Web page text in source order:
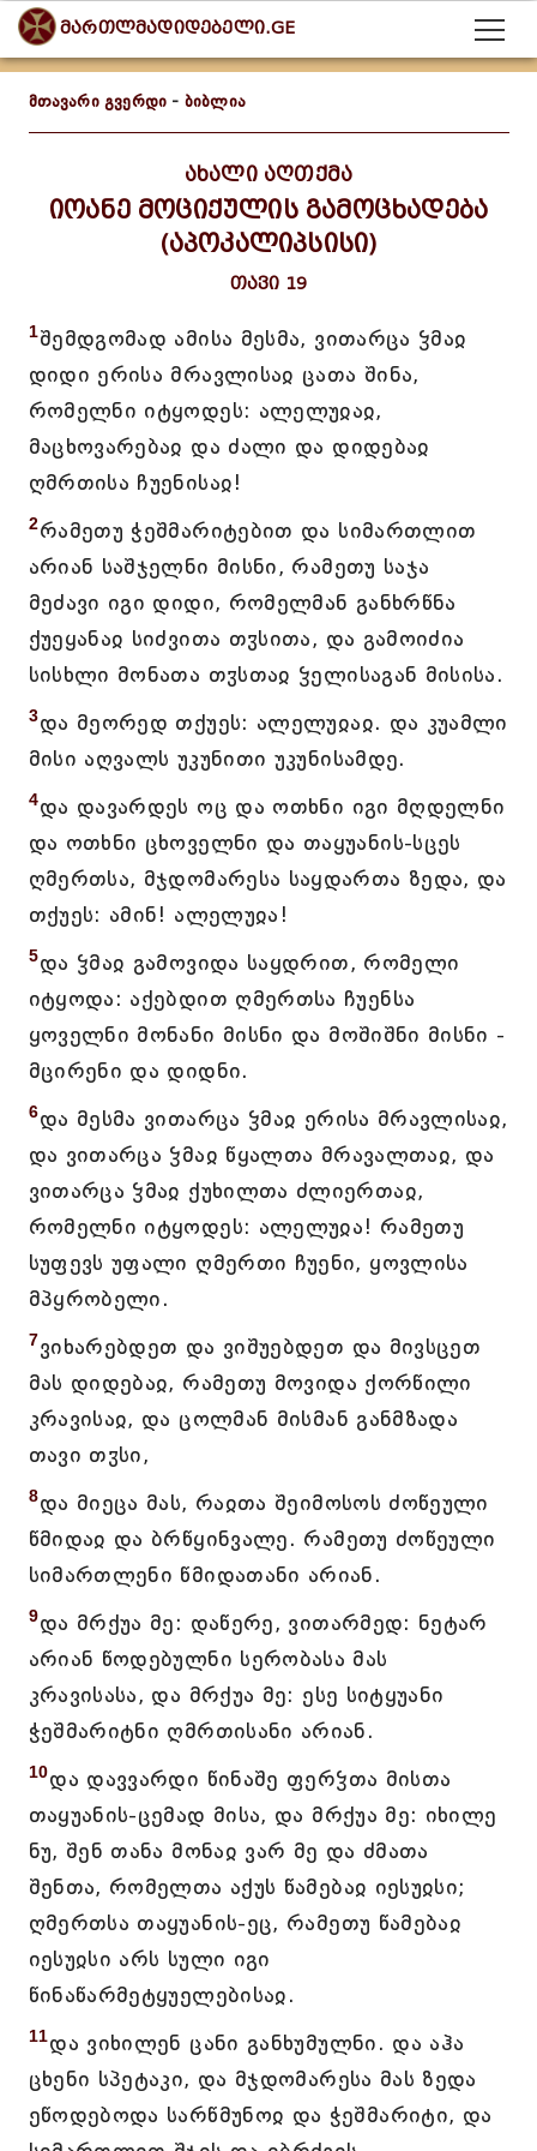
მართლმადიდებელი.GE
მთავარი გვერდი - ბიბლია
ახალი აღთქმა
იოანე მოციქულის გამოცხადება
(აპოკალიპსისი)
თავი 19
1შემდგომად ამისა მესმა, ვითარცა ჴმაჲ
დიდი ერისა მრავლისაჲ ცათა შინა,
რომელნი იტყოდეს: ალელუჲაჲ,
მაცხოვარებაჲ და ძალი და დიდებაჲ
ღმრთისა ჩუენისაჲ!
2რამეთუ ჭეშმარიტებით და სიმართლით
არიან საშჯელნი მისნი, რამეთუ საჯა
მეძავი იგი დიდი, რომელმან განხრწნა
ქუეყანაჲ სიძვითა თჳსითა, და გამოიძია
სისხლი მონათა თჳსთაჲ ჴელისაგან მისისა.
3და მეორედ თქუეს: ალელუჲაჲ. და კუამლი
მისი აღვალს უკუნითი უკუნისამდე.
4და დავარდეს ოც და ოთხნი იგი მღდელნი
და ოთხნი ცხოველნი და თაყუანის-სცეს
ღმერთსა, მჯდომარესა საყდართა ზედა, და
თქუეს: ამინ! ალელუჲა!
5და ჴმაჲ გამოვიდა საყდრით, რომელი
იტყოდა: აქებდით ღმერთსა ჩუენსა
ყოველნი მონანი მისნი და მოშიშნი მისნი -
მცირენი და დიდნი.
6და მესმა ვითარცა ჴმაჲ ერისა მრავლისაჲ,
და ვითარცა ჴმაჲ წყალთა მრავალთაჲ, და
ვითარცა ჴმაჲ ქუხილთა ძლიერთაჲ,
რომელნი იტყოდეს: ალელუჲა! რამეთუ
სუფევს უფალი ღმერთი ჩუენი, ყოვლისა
მპყრობელი.
7ვიხარებდეთ და ვიშუებდეთ და მივსცეთ
მას დიდებაჲ, რამეთუ მოვიდა ქორწილი
კრავისაჲ, და ცოლმან მისმან განმზადა
თავი თჳსი,
8და მიეცა მას, რაჲთა შეიმოსოს ძოწეული
წმიდაჲ და ბრწყინვალე. რამეთუ ძოწეული
სიმართლენი წმიდათანი არიან.
9და მრქუა მე: დაწერე, ვითარმედ: ნეტარ
არიან წოდებულნი სერობასა მას
კრავისასა, და მრქუა მე: ესე სიტყუანი
ჭეშმარიტნი ღმრთისანი არიან.
10და დავვარდი წინაშე ფერჴთა მისთა
თაყუანის-ცემად მისა, და მრქუა მე: იხილე
ნუ, შენ თანა მონაჲ ვარ მე და ძმათა
შენთა, რომელთა აქუს წამებაჲ იესუჲსი;
ღმერთსა თაყუანის-ეც, რამეთუ წამებაჲ
იესუჲსი არს სული იგი
წინაწარმეტყუელებისაჲ.
11და ვიხილენ ცანი განხუმულნი. და აჰა
ცხენი სპეტაკი, და მჯდომარესა მას ზედა
ეწოდებოდა სარწმუნოჲ და ჭეშმარიტი, და